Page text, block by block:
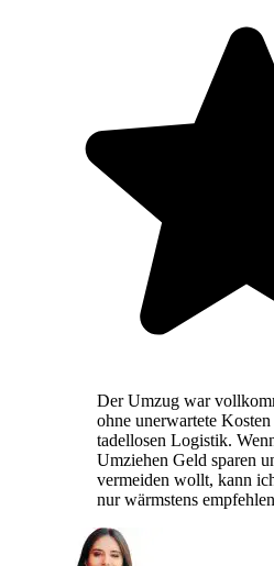
Der Umzug war
ohne unerwartete
tadellosen Logistik.
Umziehen Geld sparen
vermeiden wollt, kann
nur wärmstens